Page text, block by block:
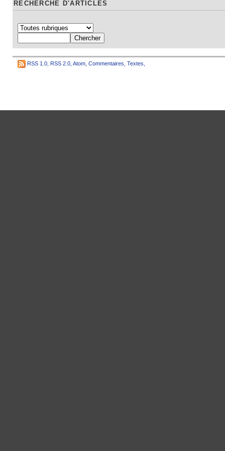
RECHERCHE D'ARTICLES
RSS 1.0 RSS 2.0 Atom Commentaires Textes